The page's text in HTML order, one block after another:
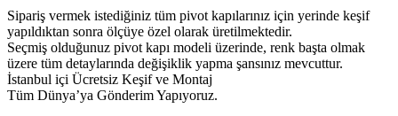
Sipariş vermek istediğiniz tüm pivot kapılarınız için yerinde keşif
yapıldıktan sonra ölçüye özel olarak üretilmektedir.
Seçmiş olduğunuz pivot kapı modeli üzerinde, renk başta olmak
üzere tüm detaylarında değişiklik yapma şansınız mevcuttur.
İstanbul içi Ücretsiz Keşif ve Montaj
Tüm Dünya’ya Gönderim Yapıyoruz.